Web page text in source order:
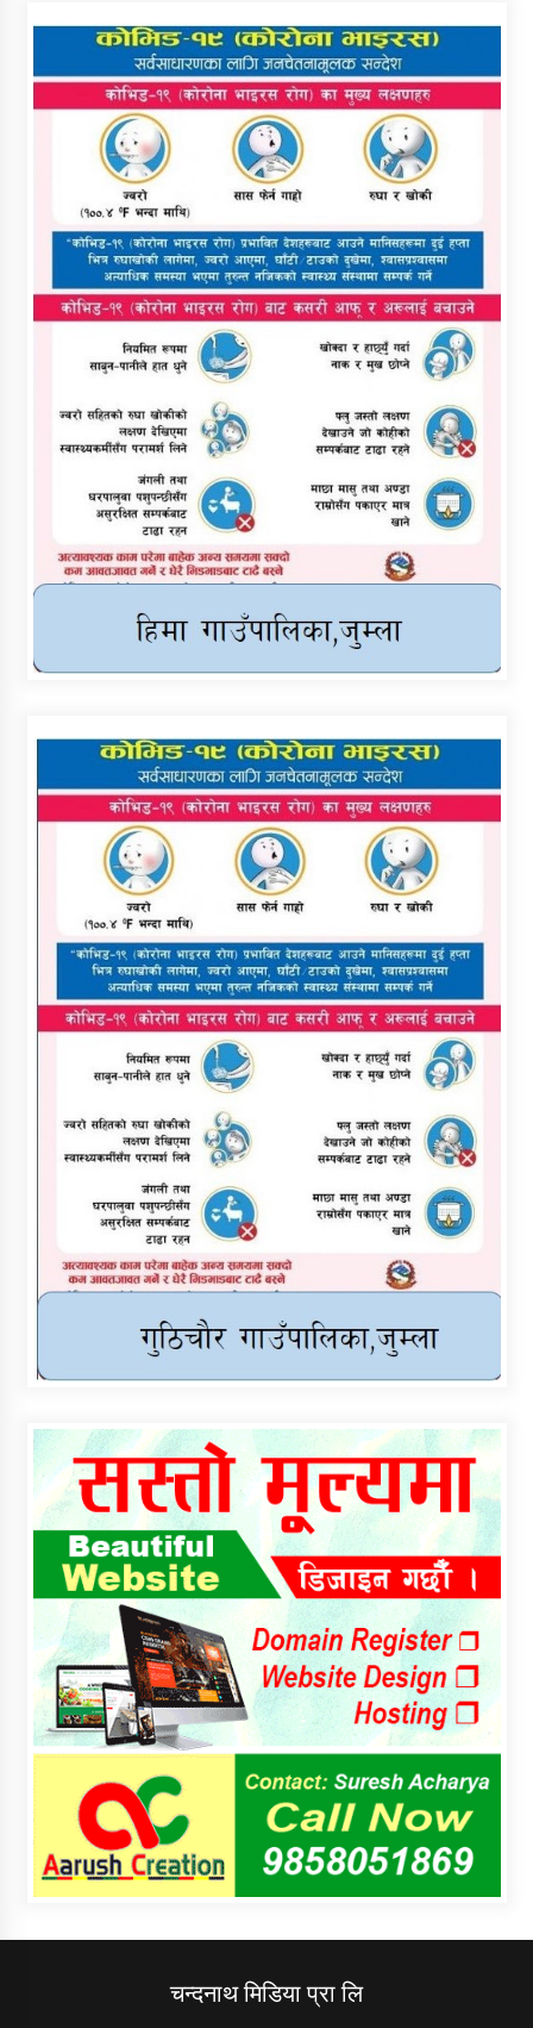
चन्दनाथ मिडिया प्रा लि